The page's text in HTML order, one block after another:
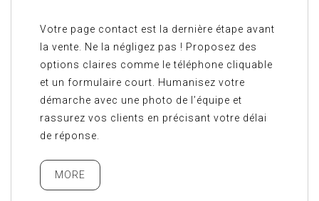
Votre page contact est la dernière étape avant
la vente. Ne la négligez pas ! Proposez des
options claires comme le téléphone cliquable
et un formulaire court. Humanisez votre
démarche avec une photo de l’équipe et
rassurez vos clients en précisant votre délai
de réponse.
MORE